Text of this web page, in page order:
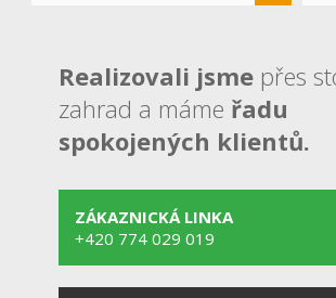
Realizovali jsme přes
zahrad a máme řadu
spokojených klientů.
ZÁKAZNICKÁ LINKA
+420 774 029 019